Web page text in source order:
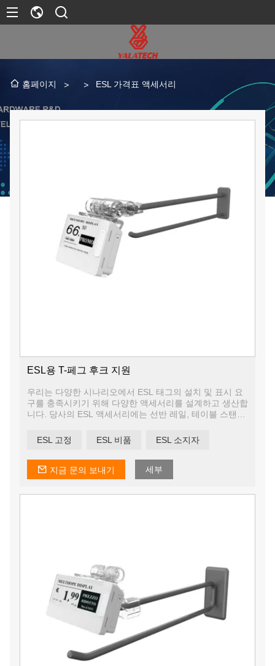
홈페이지 > > ESL 가격표 액세서리
ESL용 T-페그 후크 지원
우리는 다양한 시나리오에서 ESL 태그의 설치 및 표시 요
구를 충족시키기 위해 다양한 액세서리를 설계하고 생산합
니다. 당사의 ESL 액세서리에는 선반 레일, 테이블 스탠드
코픽 플로어 스탠드 등이 포함됩니다.
우리는 귀하의 필요에 따라 액세서리를 사용자 정의 할 수
있도록 자체 디자인 팀과 금형 작업장을 보유하고 있습니
ESL 고정 ESL 비품 ESL 소지자
지금 문의 보내기 세부